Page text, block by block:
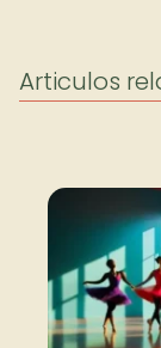
Articulos